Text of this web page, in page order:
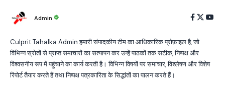
Admin
Culprit Tahalka Admin हमारी संपादकीय टीम का आधिकारिक प्रोफ़ाइल है, जो
विभिन्न स्रोतों से प्राप्त समाचारों का सत्यापन कर उन्हें पाठकों तक सटीक, निष्पक्ष और
विश्वसनीय रूप में पहुंचाने का कार्य करती है। विभिन्न विषयों पर समाचार, विश्लेषण और विशेष
रिपोर्ट तैयार करते हैं तथा निष्पक्ष पत्रकारिता के सिद्धांतों का पालन करते हैं।